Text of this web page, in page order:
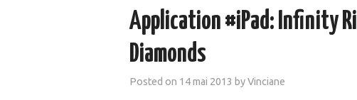
Application #iPad: Infinity
Diamonds
Posted on 14 mai 2013 byVinciane